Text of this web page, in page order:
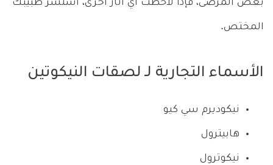
بعض المرضى، فإذا لاحظت أي آثار أخرى، استشر طبيبك
المختص.
الأسماء التجارية لـ لصقات النيكوتين
نيكوديرم سي كيو
هابيترول
نيكوترول